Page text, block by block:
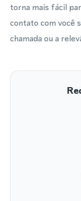
torna mais fácil
contato com você
chamada ou a